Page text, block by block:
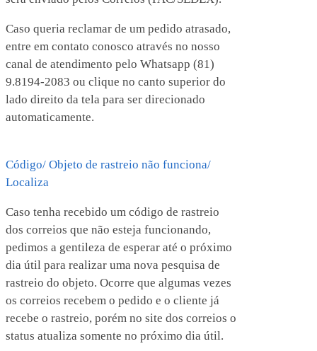
Caso queria reclamar de um pedido atrasado,
entre em contato conosco através no nosso
canal de atendimento pelo Whatsapp (81)
9.8194-2083 ou clique no canto superior do
lado direito da tela para ser direcionado
automaticamente.
Código/ Objeto de rastreio não funciona/
Localiza
Caso tenha recebido um código de rastreio
dos correios que não esteja funcionando,
pedimos a gentileza de esperar até o próximo
dia útil para realizar uma nova pesquisa de
rastreio do objeto. Ocorre que algumas vezes
os correios recebem o pedido e o cliente já
recebe o rastreio, porém no site dos correios o
status atualiza somente no próximo dia útil.